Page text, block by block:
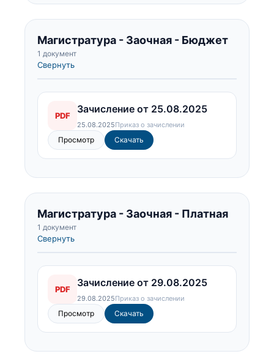
Магистратура - Заочная - Бюджет
1 документ
Свернуть
PDF
Зачисление от 25.08.2025
25.08.2025Приказ о зачислении
Просмотр Скачать
Магистратура - Заочная - Платная
1 документ
Свернуть
PDF
Зачисление от 29.08.2025
29.08.2025Приказ о зачислении
Просмотр Скачать